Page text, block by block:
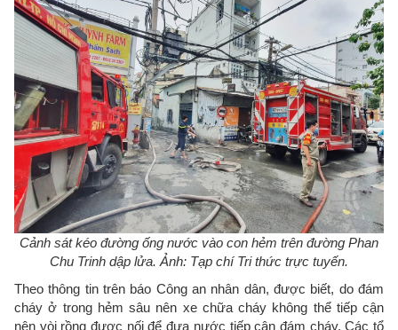
Cảnh sát kéo đường ống nước vào con hẻm trên đường Phan
Chu Trinh dập lửa. Ảnh: Tạp chí Tri thức trực tuyến.
Theo thông tin trên báo Công an nhân dân, được biết, do đám
cháy ở trong hẻm sâu nên xe chữa cháy không thể tiếp cận
nên vòi rồng được nối để đưa nước tiếp cận đám cháy. Các tổ